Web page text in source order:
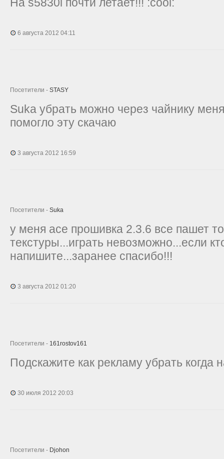
6 августа 2012 04:11
Посетители - STASY
Suka убрать можно через чайнику
помогло эту скачаю
3 августа 2012 16:59
Посетители - Suka
у меня ace прошивка 2.3.6 все пашет
текстуры...играть невозможно...если
напишите...заранее спасибо!!!
3 августа 2012 01:20
Посетители - 161rostov161
Подскажите как рекламу убрать когда
30 июля 2012 20:03
Посетители - Djohon